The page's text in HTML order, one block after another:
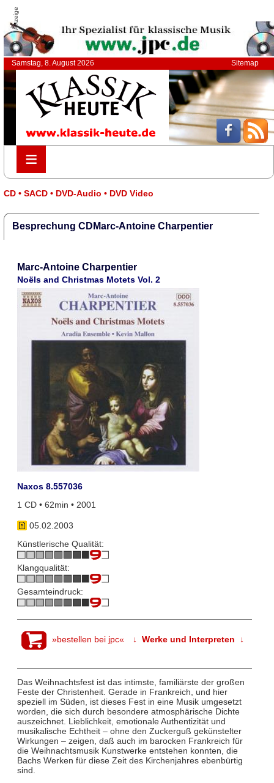
Anzeige
Samstag, 8. August 2026 Sitemap
≡
≡
CD • SACD • DVD-Audio • DVD Video
Besprechung CDMarc-Antoine Charpentier
Marc-Antoine Charpentier
Noëls and Christmas Motets Vol. 2
Naxos 8.557036
1 CD • 62min • 2001
05.02.2003
Künstlerische Qualität:
Klangqualität:
Gesamteindruck:
»bestellen bei jpc« ↓ Werke und Interpreten ↓
Das Weihnachtsfest ist das intimste, familiärste der großen
Feste der Christenheit. Gerade in Frankreich, und hier
speziell im Süden, ist dieses Fest in eine Musik umgesetzt
worden, die sich durch besondere atmosphärische Dichte
auszeichnet. Lieblichkeit, emotionale Authentizität und
musikalische Echtheit – ohne den Zuckerguß gekünstelter
Wirkungen – zeigen, daß auch im barocken Frankreich für
die Weihnachtsmusik Kunstwerke entstehen konnten, die
Bachs Werken für diese Zeit des Kirchenjahres ebenbürtig
sind.